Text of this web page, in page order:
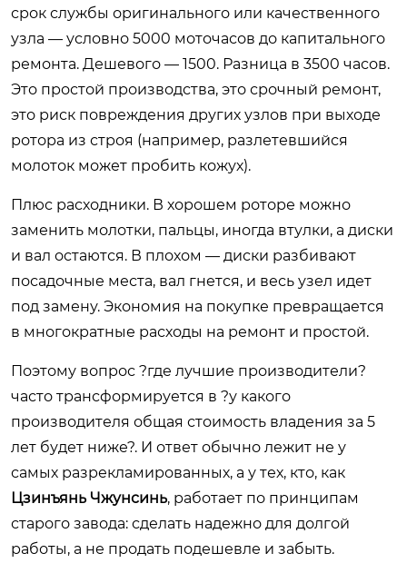
срок службы оригинального или качественного
узла — условно 5000 моточасов до капитального
ремонта. Дешевого — 1500. Разница в 3500 часов.
Это простой производства, это срочный ремонт,
это риск повреждения других узлов при выходе
ротора из строя (например, разлетевшийся
молоток может пробить кожух).
Плюс расходники. В хорошем роторе можно
заменить молотки, пальцы, иногда втулки, а диски
и вал остаются. В плохом — диски разбивают
посадочные места, вал гнется, и весь узел идет
под замену. Экономия на покупке превращается
в многократные расходы на ремонт и простой.
Поэтому вопрос ?где лучшие производители?
часто трансформируется в ?у какого
производителя общая стоимость владения за 5
лет будет ниже?. И ответ обычно лежит не у
самых разрекламированных, а у тех, кто, как
Цзинъянь Чжунсинь, работает по принципам
старого завода: сделать надежно для долгой
работы, а не продать подешевле и забыть.